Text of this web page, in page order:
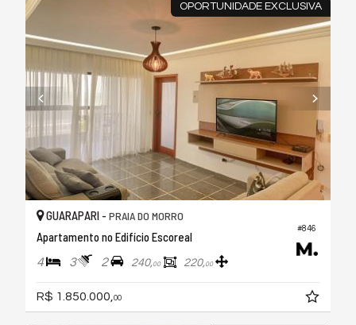
OPORTUNIDADE EXCLUSIVA
#846
GUARAPARI - PRAIA DO MORRO
Apartamento no Edifício Escoreal
4 3 2 240,00 220,00
R$ 1.850.000, 00